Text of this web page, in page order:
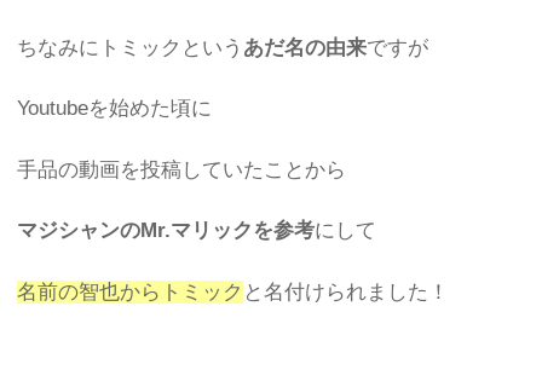
ちなみにトミックという あだ名の由来ですが
Youtubeを始めた頃に
手品の動画を投稿していたことから
マジシャンのMr.マリックを参考にして
名前の智也からトミック と名付けられました！